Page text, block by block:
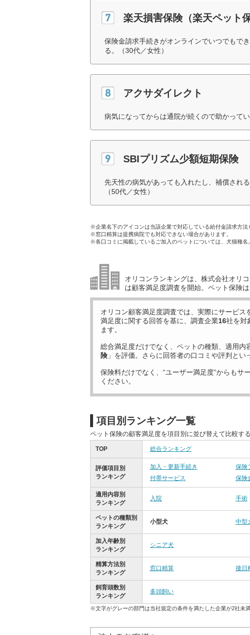
楽天損害保険（楽天ペット保
保険金請求手続きがオンラインでいつでもで
る。（30代／女性）
アクサダイレクト
病気になってからは通院が続くので助かって
SBIプリズム少額短期保険
先天性の病気があっても入れたし、補償され
（50代／女性）
※企業名下のアイコンは当該企業で対応している給付金請求方法
※窓口精算は提携病院でも対応できない場合があります。
※各口コミに掲載しているご加入のペットについては、犬猫種名
オリコンランキングは、株式会社オリ
は顧客満足度調査を開始。ペット保険
オリコン顧客満足度調査では、実際にサービス
満足度に関する回答を基に、調査企業16社を対
ます。
総合満足度だけでなく、ペットの種類、適用内
険 」を評価。さらに回答者の口コミや評判とい
保険料だけでなく、“ユーザー満足度”からもサ
ください。
項目別ランキング一覧
ペット保険の顧客満足度を項目別に並び替えて比較す
TOP 総合ランキング
評価項目別
ランキング
加入・更新手続き 保険
付帯サービス
保険
適用内容別
ランキング
入院 手術
ペットの種類別
ランキング
小型犬 中型
加入年齢別
ランキング
シニア犬
精算方法別
ランキング
窓口精算 後日
飼育頭数別
ランキング
多頭飼い
※文字がグレーの部門は当社規定の条件を満たした企業が2社未